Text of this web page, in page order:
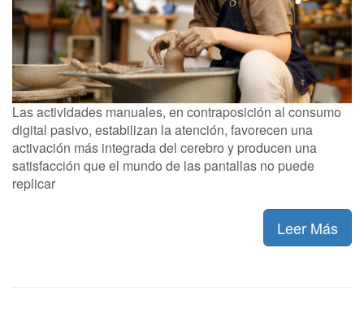
Las actividades manuales, en contraposición al consumo
digital pasivo, estabilizan la atención, favorecen una
activación más integrada del cerebro y producen una
satisfacción que el mundo de las pantallas no puede
replicar
Leer Más